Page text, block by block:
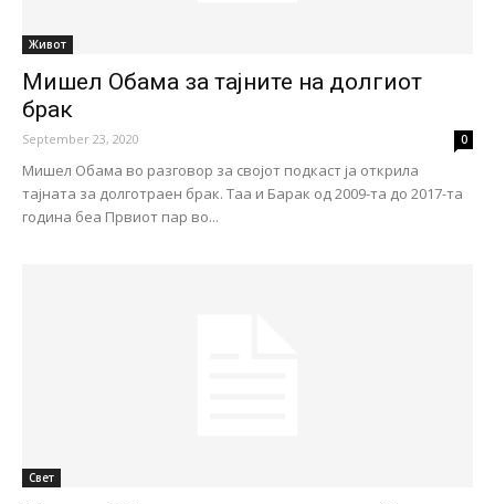
Живот
Мишел Обама за тајните на долгиот
брак
September 23, 2020 0
Мишел Обама во разговор за својот подкаст ја открила
тајната за долготраен брак. Таа и Барак од 2009-та до 2017-та
година беа Првиот пар во...
Свет